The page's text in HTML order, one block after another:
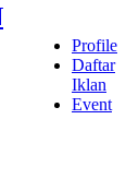
Profile
Daftar
Iklan
Event